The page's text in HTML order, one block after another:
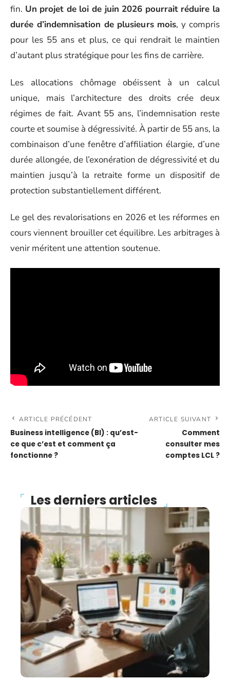
fin. Un projet de loi de juin 2026 pourrait réduire la
durée d’indemnisation de plusieurs mois, y compris
pour les 55 ans et plus, ce qui rendrait le maintien
d’autant plus stratégique pour les fins de carrière.
Les allocations chômage obéissent à un calcul
unique, mais l’architecture des droits crée deux
régimes de fait. Avant 55 ans, l’indemnisation reste
courte et soumise à dégressivité. À partir de 55 ans, la
combinaison d’une fenêtre d’affiliation élargie, d’une
durée allongée, de l’exonération de dégressivité et du
maintien jusqu’à la retraite forme un dispositif de
protection substantiellement différent.
Le gel des revalorisations en 2026 et les réformes en
cours viennent brouiller cet équilibre. Les arbitrages à
venir méritent une attention soutenue.
ARTICLE PRÉCÉDENT
Business intelligence (BI) : qu’est-
ce que c’est et comment ça
fonctionne ?
ARTICLE SUIVANT
Comment
consulter mes
comptes LCL ?
Les derniers articles